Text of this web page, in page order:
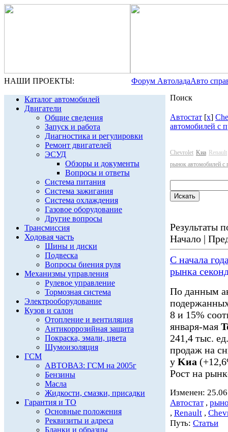
НАШИ ПРОЕКТЫ: Форум АвтоладаАвто
Каталог автомобилей
Двигатели
Общие сведения
Запуск и работа
Диагностика и регулировки
Ремонт двигателей
ЭСУД
Обзоры и документы
Вопросы и ответы
Система питания
Система зажигания
Система охлаждения
Газовое оборудование
Другие вопросы
Трансмиссия
Ходовая часть
Шины и диски
Подвеска
Вопросы биения руля
Механизмы управления
Рулевое управление
Тормозная система
Электрооборудование
Кузов и салон
Отопление и вентиляция
Антикоррозийная защита
Покраска, эмали, цвета
Шумоизоляция
ГСМ
АВТОВАЗ: ГСМ на 2005г
Бензины
Масла
Жидкости, смазки, присадки
Гарантия и ТО
Основные положения
Реквизиты и адреса
Бланки и образцы
Поиск
Автостат [x]
автомобилей с
Chevrolet Kиа Renault
рынок автомобилей с
Результаты
Начало |
С начала
рынка
По данным
8 и 15%
января-мая
241,4 тыс.
продаж на
у Kиа
Рост на
Изменен:
Автостат,
, Renault ,
Путь: Статьи